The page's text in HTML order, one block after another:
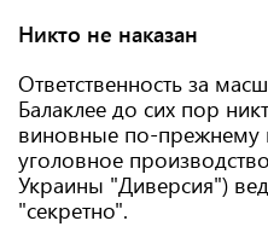
Никто не наказан
Ответственность за
Балаклее до сих пор
виновные по-прежнему
уголовное
Украины "Диверсия")
"секретно".